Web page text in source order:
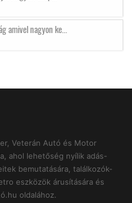
amivel nagyon ke...
Veterán Autó és Motor
ahol lehetőség nyílik adás-
bemutatására, találkozók-
eszközök árusítására és
oldalához.